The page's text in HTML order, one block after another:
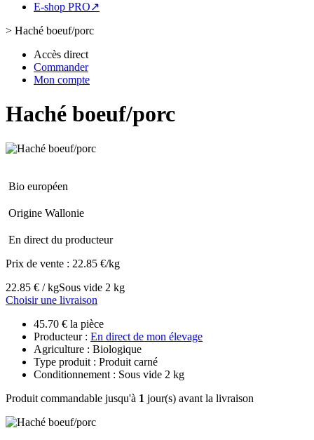
E-shop PRO↗
> Haché boeuf/porc
Accès direct
Commander
Mon compte
Haché boeuf/porc
Bio européen
Origine Wallonie
En direct du producteur
Prix de vente : 22.85 €/kg
22.85 € / kgSous vide 2 kg
Choisir une livraison
45.70 € la pièce
Producteur : En direct de mon élevage
Agriculture : Biologique
Type produit : Produit carné
Conditionnement : Sous vide 2 kg
Produit commandable jusqu'à 1 jour(s) avant la livraison